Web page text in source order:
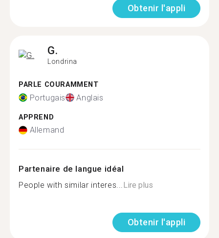
Obtenir l'appli
G.
Londrina
PARLE COURAMMENT
Portugais Anglais
APPREND
Allemand
Partenaire de langue idéal
People with similar interes...Lire plus
Obtenir l'appli